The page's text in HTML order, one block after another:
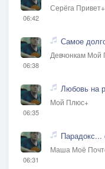
06:42
Серёга Привет+
06:38
Самое
Девчонкам Мой
06:35
Любовь на
Мой Плюс+
06:31
Парадокс...
Маша Моё